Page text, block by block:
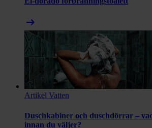
arrow_right_alt
Artikel Vatten
Duschkabiner och duschdörrar –
innan du väljer?